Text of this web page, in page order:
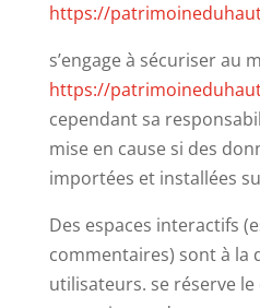
https://
s’engage à sécuriser au
https://
cependant sa
mise en cause si des
importées et installées
Des espaces interactifs
commentaires) sont à la
utilisateurs. se réserve